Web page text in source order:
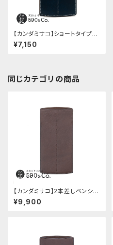
【カンダミサコ】ショートタイプ2
本差しペンシース・ブッテーロ
(ブルー)
¥7,150
同じカテゴリの商品
【カンダミサコ】2本差しペンシー
ス・ミネルバボックス (カスター
ニョ)
¥9,900